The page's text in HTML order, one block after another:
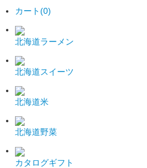
カート(0)
北海道ラーメン
北海道スイーツ
北海道米
北海道野菜
カタログギフト